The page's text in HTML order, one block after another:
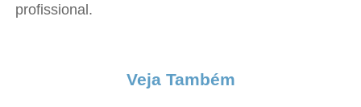
profissional.
Veja Também